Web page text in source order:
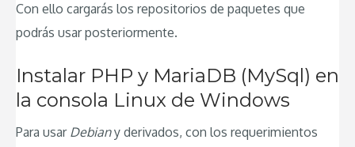
Con ello cargarás los repositorios de paquetes que
podrás usar posteriormente.
Instalar PHP y MariaDB (MySql) en
la consola Linux de Windows
Para usar Debiany derivados, con los requerimientos